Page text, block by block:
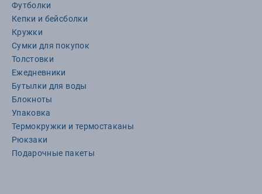
Футболки
Кепки и бейсболки
Кружки
Сумки для покупок
Толстовки
Ежедневники
Бутылки для воды
Блокноты
Упаковка
Термокружки и термостаканы
Рюкзаки
Подарочные пакеты